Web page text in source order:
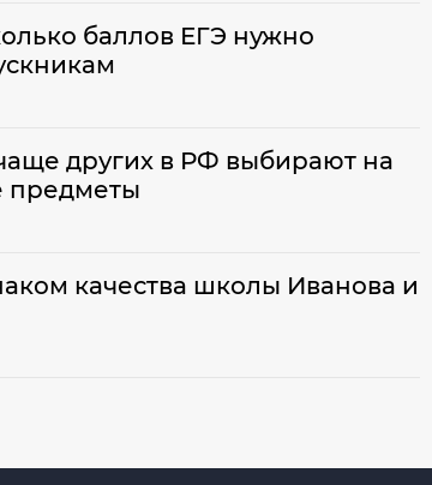
баллов ЕГЭ нужно
других в РФ выбирают на
предметы
качества школы Иванова и